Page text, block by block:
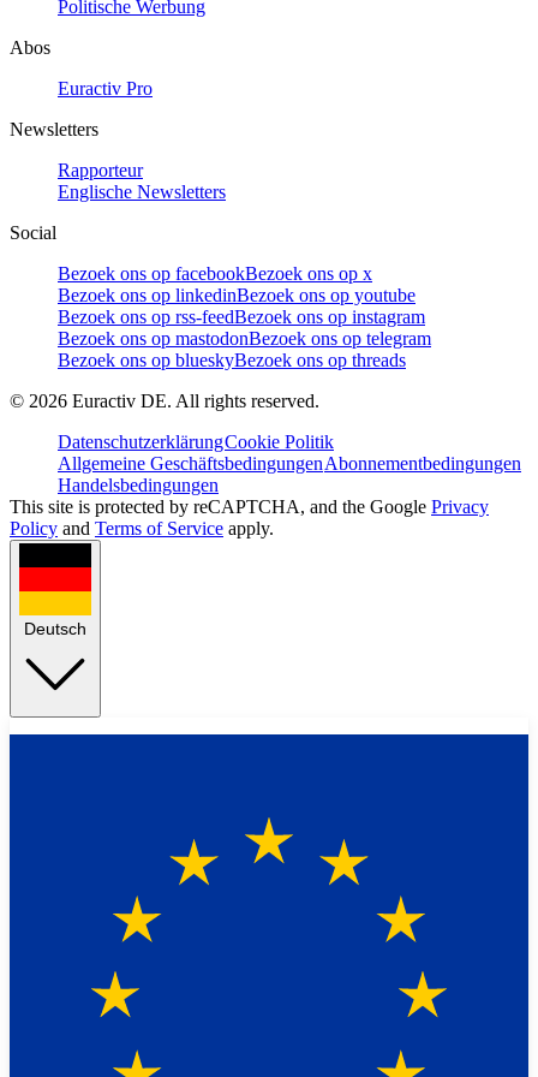
Politische Werbung
Abos
Euractiv Pro
Newsletters
Rapporteur
Englische Newsletters
Social
Bezoek ons op facebookBezoek ons op x
Bezoek ons op linkedinBezoek ons op youtube
Bezoek ons op rss-feedBezoek ons op instagram
Bezoek ons op mastodonBezoek ons op telegram
Bezoek ons op blueskyBezoek ons op threads
© 2026 Euractiv DE. All rights reserved.
DatenschutzerklärungCookie Politik
Allgemeine GeschäftsbedingungenAbonnementbedingungen
Handelsbedingungen
This site is protected by reCAPTCHA, and the Google Privacy
Policy and Terms of Service apply.
Deutsch